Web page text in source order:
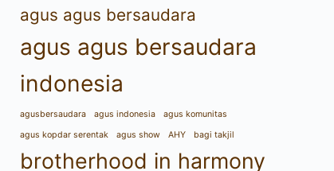
agus agus bersaudara
agus agus bersaudara
indonesia
agusbersaudara agus indonesia
agus komunitas
agus kopdar serentak
agus show AHY bagi takjil
brotherhood in harmony